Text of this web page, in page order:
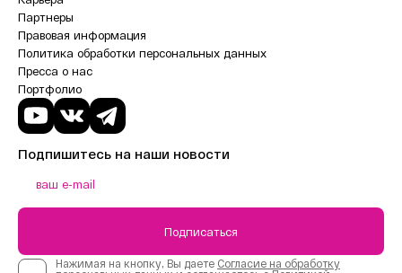
Партнеры
Правовая информация
Политика обработки персональных данных
Пресса о нас
Портфолио
Подпишитесь на наши новости
Подписаться
Нажимая на кнопку, Вы даете Согласие на обработку